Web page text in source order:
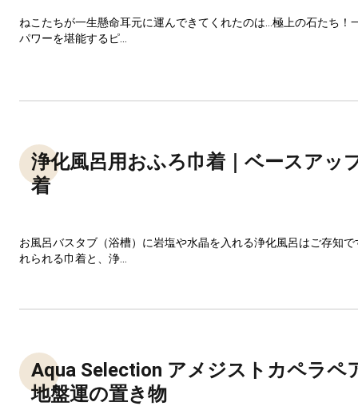
ねこたちが一生懸命耳元に運んできてくれたのは…極上の石たち！
パワーを堪能するピ...
浄化風呂用おふろ巾着｜ベースアッ
着
お風呂バスタブ（浴槽）に岩塩や水晶を入れる浄化風呂はご存知
れられる巾着と、浄...
Aqua Selection アメジストカペラペ
地盤運の置き物